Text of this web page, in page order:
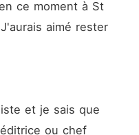
ce moment à St
aimé rester
et je sais que
ou chef